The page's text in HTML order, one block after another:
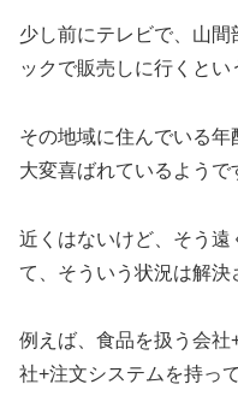
少し前にテレビで、山
ックで販売しに行くとい
その地域に住んでいる
大変喜ばれているようで
近くはないけど、そう遠
て、そういう状況は解決
例えば、食品を扱う会
社+注文システムを持っ